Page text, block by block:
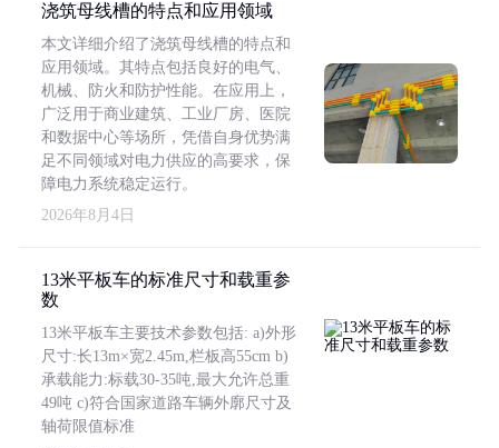
浇筑母线槽的特点和应用领域
本文详细介绍了浇筑母线槽的特点和
应用领域。其特点包括良好的电气、
机械、防火和防护性能。在应用上，
广泛用于商业建筑、工业厂房、医院
和数据中心等场所，凭借自身优势满
足不同领域对电力供应的高要求，保
障电力系统稳定运行。
2026年8月4日
13米平板车的标准尺寸和载重参
数
13米平板车主要技术参数包括: a)外形
尺寸:长13m×宽2.45m,栏板高55cm b)
承载能力:标载30-35吨,最大允许总重
49吨 c)符合国家道路车辆外廓尺寸及
轴荷限值标准